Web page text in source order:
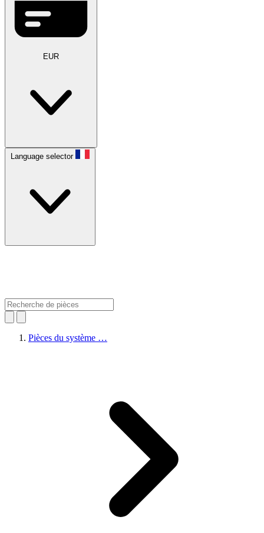
EUR
Language selector
Pièces du système …